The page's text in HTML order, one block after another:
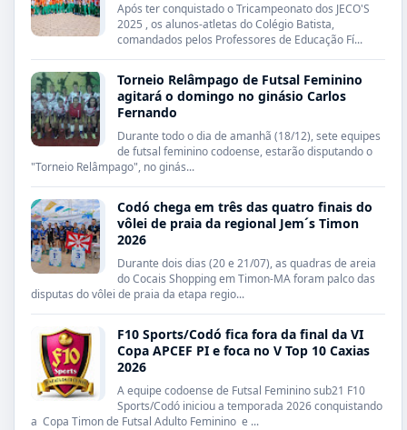
Após ter conquistado o Tricampeonato dos JECO'S
2025 , os alunos-atletas do Colégio Batista,
comandados pelos Professores de Educação Fí...
Torneio Relâmpago de Futsal Feminino
agitará o domingo no ginásio Carlos
Fernando
Durante todo o dia de amanhã (18/12), sete equipes
de futsal feminino codoense, estarão disputando o
"Torneio Relâmpago", no ginás...
Codó chega em três das quatro finais do
vôlei de praia da regional Jem´s Timon
2026
Durante dois dias (20 e 21/07), as quadras de areia
do Cocais Shopping em Timon-MA foram palco das
disputas do vôlei de praia da etapa regio...
F10 Sports/Codó fica fora da final da VI
Copa APCEF PI e foca no V Top 10 Caxias
2026
A equipe codoense de Futsal Feminino sub21 F10
Sports/Codó iniciou a temporada 2026 conquistando
a Copa Timon de Futsal Adulto Feminino e ...